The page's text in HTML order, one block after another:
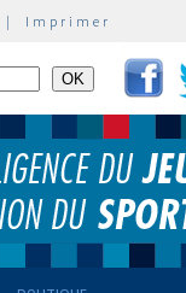
| Imprimer